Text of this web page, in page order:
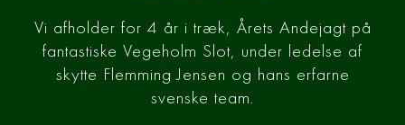
Vi afholder for 4 år i træk, Årets Andejagt på
fantastiske Vegeholm Slot, under ledelse af
skytte Flemming Jensen og hans erfarne
svenske team.